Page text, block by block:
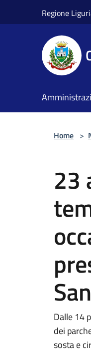
Regione
Home >
23
Dalle 14
dei
sosta e